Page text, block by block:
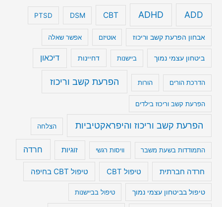
ADD
ADHD
CBT
DSM
PTSD
אבחון הפרעת קשב וריכוז אוטיזם אפשר שאלה
ביטחון עצמי נמוך ביישנות דחיינות דיכאון
הדרכת הורים הורות הפרעת קשב וריכוז
הפרעת קשב וריכוז בילדים
הפרעת קשב וריכוז והיפראקטיביות הצלחה
התמודדות בשעת משבר וויסות רגשי זוגיות חרדה
חרדה חברתית טיפול CBT טיפול CBT בחיפה
טיפול בביטחון עצמי נמוך טיפול בביישנות